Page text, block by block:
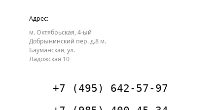
Адрес:
м. Октябрьская, 4-ый
Добрынинский пер. д.8м.
Бауманская, ул.
Ладожская 10
+7 (495) 642-57-97